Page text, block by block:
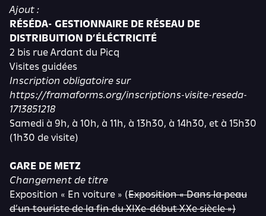
Ajout :
RÉSÉDA- GESTIONNAIRE DE RÉSEAU DE
DISTRIBUITION D’ÉLÉCTRICITÉ
2 bis rue Ardant du Picq
Visites guidées
Inscription obligatoire sur
https://framaforms.org/inscriptions-visite-reseda-
1713851218
Samedi à 9h, à 10h, à 11h, à 13h30, à 14h30, et à 15h30
(1h30 de visite)
GARE DE METZ
Changement de titre
Exposition « En voiture » (Exposition « Dans la peau
d’un touriste de la fin du XIXe-début XXe siècle »)